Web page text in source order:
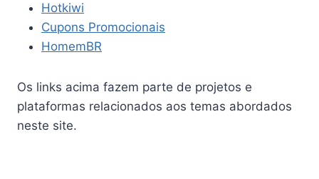
Hotkiwi
Cupons Promocionais
HomemBR
Os links acima fazem parte de projetos e
plataformas relacionados aos temas abordados
neste site.